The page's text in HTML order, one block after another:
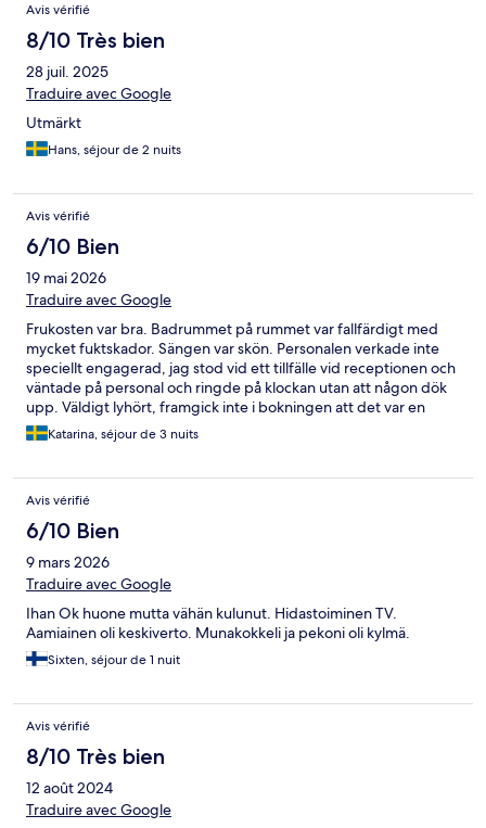
Avis vérifié
8/10 Très bien
28 juil. 2025
Traduire avec Google
Utmärkt
Hans, séjour de 2 nuits
Avis vérifié
6/10 Bien
19 mai 2026
Traduire avec Google
Frukosten var bra. Badrummet på rummet var fallfärdigt med
mycket fuktskador. Sängen var skön. Personalen verkade inte
speciellt engagerad, jag stod vid ett tillfälle vid receptionen och
väntade på personal och ringde på klockan utan att någon dök
upp. Väldigt lyhört, framgick inte i bokningen att det var en
nattklubb i hotellet som lät väldigt mycket sent in på natten. På
morgonen väcktes man av ljud från innergården där lastpallar
Katarina, séjour de 3 nuits
Avis vérifié
6/10 Bien
9 mars 2026
Traduire avec Google
Ihan Ok huone mutta vähän kulunut. Hidastoiminen TV.
Aamiainen oli keskiverto. Munakokkeli ja pekoni oli kylmä.
Sixten, séjour de 1 nuit
Avis vérifié
8/10 Très bien
12 août 2024
Traduire avec Google